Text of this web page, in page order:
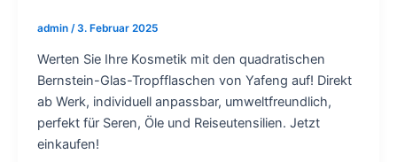
admin /3. Februar 2025
Werten Sie Ihre Kosmetik mit den quadratischen
Bernstein-Glas-Tropfflaschen von Yafeng auf! Direkt
ab Werk, individuell anpassbar, umweltfreundlich,
perfekt für Seren, Öle und Reiseutensilien. Jetzt
einkaufen!